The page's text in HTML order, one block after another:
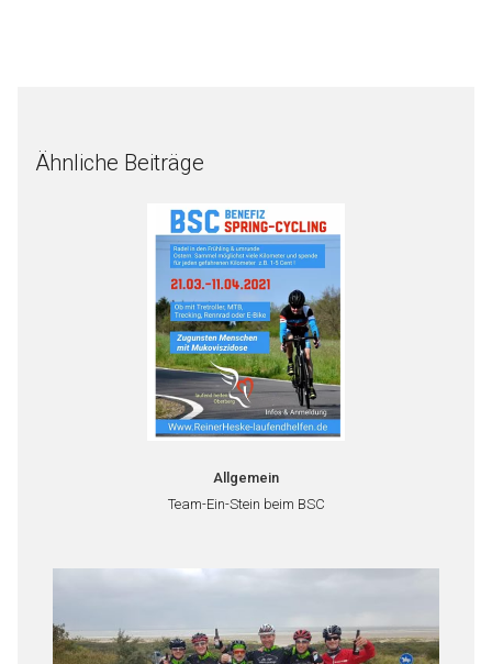
Ähnliche Beiträge
Allgemein
Team-Ein-Stein beim BSC